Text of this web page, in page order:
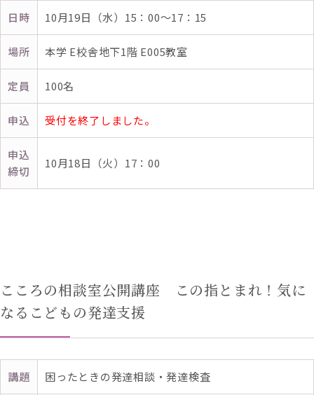
日時 10月19日（水）15：00～17：15
場所 本学 E校舎地下1階 E005教室
定員 100名
申込 受付を終了しました。
申込
締切
10月18日（火）17：00
こころの相談室公開講座 この指とまれ！気に
なるこどもの発達支援
講題 困ったときの発達相談・発達検査